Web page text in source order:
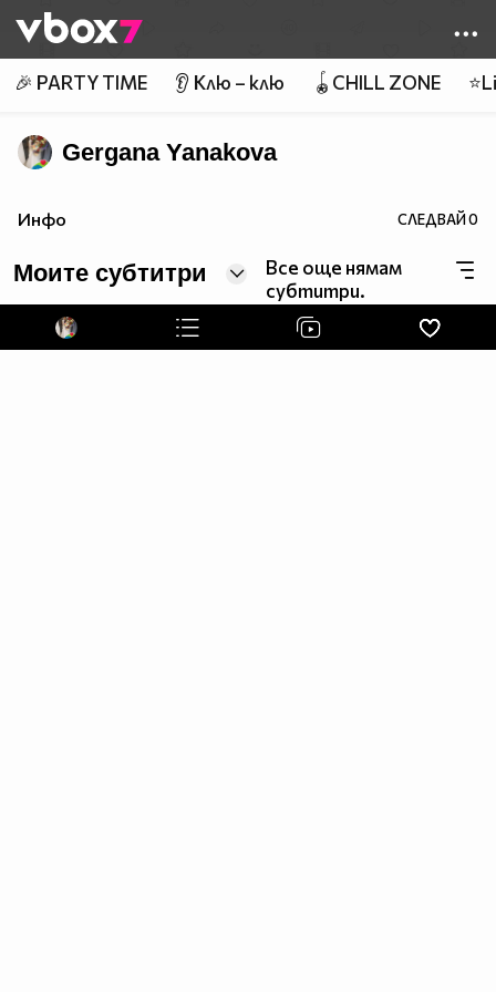
👾
🎉 PARTY TIME 👂 Клю – клю 🪀CHILL ZONE
Gergana Yanakova
Инфо СЛЕДВАЙ0
Моите субтитри
Все още нямам
субтитри.